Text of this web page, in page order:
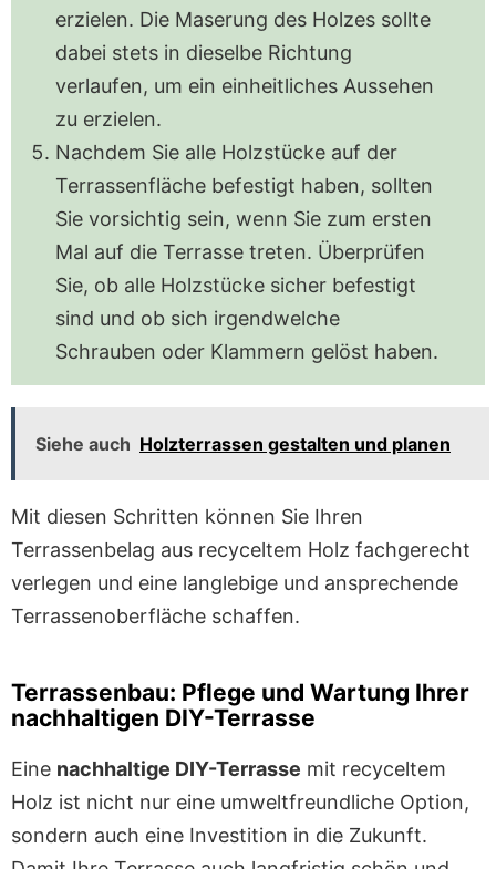
erzielen. Die Maserung des Holzes sollte
dabei stets in dieselbe Richtung
verlaufen, um ein einheitliches Aussehen
zu erzielen.
Nachdem Sie alle Holzstücke auf der
Terrassenfläche befestigt haben, sollten
Sie vorsichtig sein, wenn Sie zum ersten
Mal auf die Terrasse treten. Überprüfen
Sie, ob alle Holzstücke sicher befestigt
sind und ob sich irgendwelche
Schrauben oder Klammern gelöst haben.
Siehe auch Holzterrassen gestalten und planen
Mit diesen Schritten können Sie Ihren
Terrassenbelag aus recyceltem Holz fachgerecht
verlegen und eine langlebige und ansprechende
Terrassenoberfläche schaffen.
Terrassenbau: Pflege und Wartung Ihrer
nachhaltigen DIY-Terrasse
Eine nachhaltige DIY-Terrasse mit recyceltem
Holz ist nicht nur eine umweltfreundliche Option,
sondern auch eine Investition in die Zukunft.